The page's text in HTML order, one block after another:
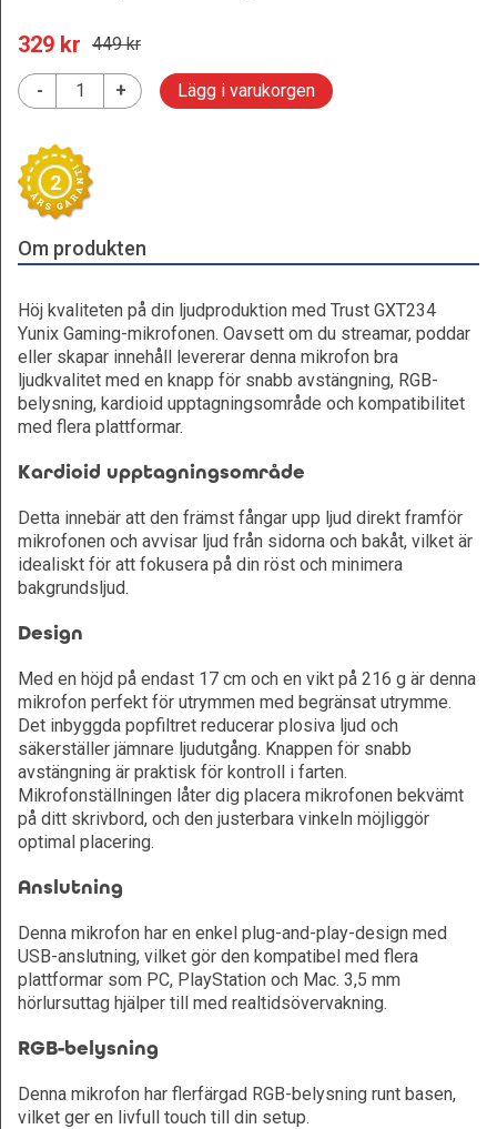
329 kr 449 kr
- + Lägg i varukorgen
2
Om produkten
Höj kvaliteten på din ljudproduktion med Trust GXT234
Yunix Gaming-mikrofonen. Oavsett om du streamar, poddar
eller skapar innehåll levererar denna mikrofon bra
ljudkvalitet med en knapp för snabb avstängning, RGB-
belysning, kardioid upptagningsområde och kompatibilitet
med flera plattformar.
Kardioid upptagningsområde
Detta innebär att den främst fångar upp ljud direkt framför
mikrofonen och avvisar ljud från sidorna och bakåt, vilket är
idealiskt för att fokusera på din röst och minimera
bakgrundsljud.
Design
Med en höjd på endast 17 cm och en vikt på 216 g är denna
mikrofon perfekt för utrymmen med begränsat utrymme.
Det inbyggda popfiltret reducerar plosiva ljud och
säkerställer jämnare ljudutgång. Knappen för snabb
avstängning är praktisk för kontroll i farten.
Mikrofonställningen låter dig placera mikrofonen bekvämt
på ditt skrivbord, och den justerbara vinkeln möjliggör
optimal placering.
Anslutning
Denna mikrofon har en enkel plug-and-play-design med
USB-anslutning, vilket gör den kompatibel med flera
plattformar som PC, PlayStation och Mac. 3,5 mm
hörlursuttag hjälper till med realtidsövervakning.
RGB-belysning
Denna mikrofon har flerfärgad RGB-belysning runt basen,
vilket ger en livfull touch till din setup.